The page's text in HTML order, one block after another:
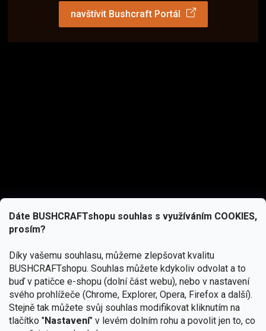
Dáte BUSHCRAFTshopu souhlas s využíváním COOKIES,
prosím?
Díky vašemu souhlasu, můžeme zlepšovat kvalitu
BUSHCRAFTshopu. Souhlas můžete kdykoliv odvolat a to
buď v patičce e-shopu (dolní část webu), nebo v nastavení
svého prohlížeče (Chrome, Explorer, Opera, Firefox a další).
Stejně tak můžete svůj souhlas modifikovat kliknutím na
tlačítko "Nastavení" v levém dolním rohu a povolit jen to, co
navštívit Bushcraft Portál